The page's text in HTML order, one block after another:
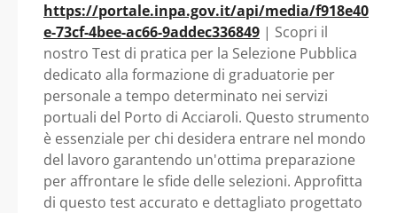
https://portale.inpa.gov.it/api/media/f918e40
e-73cf-4bee-ac66-9addec336849 | Scopri il
nostro Test di pratica per la Selezione Pubblica
dedicato alla formazione di graduatorie per
personale a tempo determinato nei servizi
portuali del Porto di Acciaroli. Questo strumento
è essenziale per chi desidera entrare nel mondo
del lavoro garantendo un'ottima preparazione
per affrontare le sfide delle selezioni. Approfitta
di questo test accurato e dettagliato progettato